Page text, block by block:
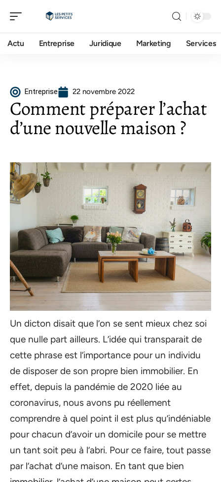
Actu Entreprise Juridique Marketing Services
Entreprise 22 novembre 2022
Comment préparer l’achat
d’une nouvelle maison ?
Un dicton disait que l’on se sent mieux chez soi
que nulle part ailleurs. L’idée qui transparait de
cette phrase est l’importance pour un individu
de disposer de son propre bien immobilier. En
effet, depuis la pandémie de 2020 liée au
coronavirus, nous avons pu réellement
comprendre à quel point il est plus qu’indéniable
pour chacun d’avoir un domicile pour se mettre
un tant soit peu à l’abri. Pour ce faire, tout passe
par l’achat d’une maison. En tant que bien